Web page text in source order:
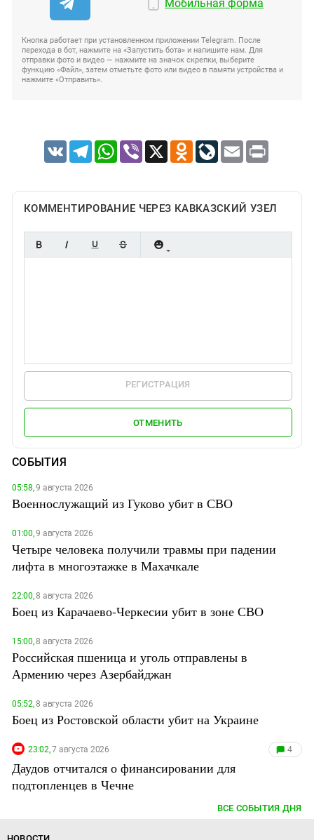
Мобильная форма
Кнопка работает при установленном приложении Telegram. После
перехода в бот, нажмите на «Запустить бота» и напишите нам. Для
отправки фото и видео — нажмите на значок скрепки, выберите
функцию «Файл», затем отметьте фото или видео в памяти устройства и
нажмите «Отправить».
VK TelegramWhatsApp
Viber X Odnoklassniki
LiveJournal
Email Print
КОММЕНТИРОВАНИЕ ЧЕРЕЗ КАВКАЗСКИЙ УЗЕЛ
РЕГИСТРАЦИЯ
ОТМЕНИТЬ
СОБЫТИЯ
05:58,9 августа 2026
Военнослужащий из Гуково убит в СВО
01:00,9 августа 2026
Четыре человека получили травмы при падении
лифта в многоэтажке в Махачкале
22:00,8 августа 2026
Боец из Карачаево-Черкесии убит в зоне СВО
15:00,8 августа 2026
Российская пшеница и уголь отправлены в
Армению через Азербайджан
05:52,8 августа 2026
Боец из Ростовской области убит на Украине
23:02,7 августа 2026 4
Даудов отчитался о финансировании для
подтопленцев в Чечне
ВСЕ СОБЫТИЯ ДНЯ